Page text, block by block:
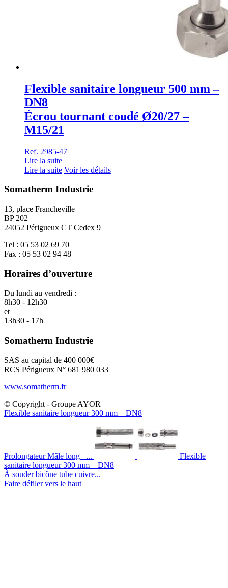
Flexible sanitaire longueur 500 mm –
DN8
Écrou tournant coudé Ø20/27 –
M15/21
Ref. 2985-47
Lire la suite
Lire la suite Voir les détails
Somatherm Industrie
13, place Francheville
BP 202
24052 Périgueux CT Cedex 9
Tel : 05 53 02 69 70
Fax : 05 53 02 94 48
Horaires d’ouverture
Du lundi au vendredi :
8h30 - 12h30
et
13h30 - 17h
Somatherm Industrie
SAS au capital de 400 000€
RCS Périgueux N° 681 980 033
www.somatherm.fr
© Copyright - Groupe AYOR
Flexible sanitaire longueur 300 mm – DN8
Prolongateur Mâle long –...
Flexible
sanitaire longueur 300 mm – DN8
À souder bicône tube cuivre...
Faire défiler vers le haut